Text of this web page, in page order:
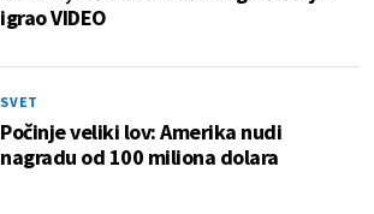
igrao VIDEO
SVET
Počinje veliki lov: Amerika nudi
nagradu od 100 miliona dolara